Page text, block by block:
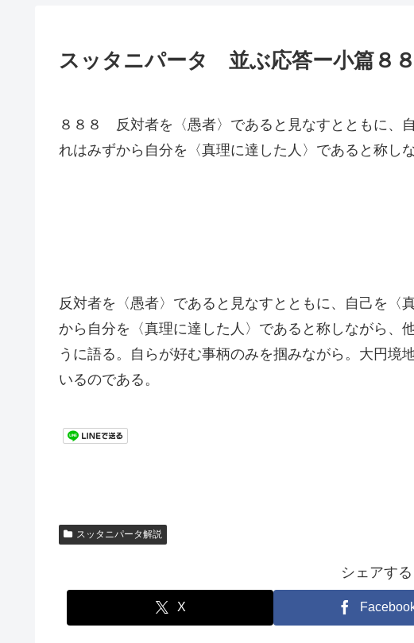
スッタニパータ 並ぶ応答ー小篇８
８８８ 反対者を〈愚者〉であると見なすとともに、
れはみずから自分を〈真理に達した人〉であると称し
反対者を〈愚者〉であると見なすとともに、自己を〈
から自分を〈真理に達した人〉であると称しながら、
うに語る。自らが好む事柄のみを掴みながら。大円境
いるのである。
スッタニパータ解説
シェアする
X